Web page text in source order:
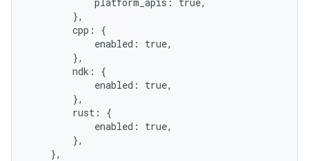
        },
        cpp: {
            enabled: true,
        },
        ndk: {
            enabled: true,
        },
        rust: {
            enabled: true,
        },
    },